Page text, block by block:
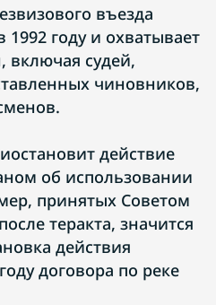
въезда
году и охватывает
включая судей,
чиновников,
действие
об использовании
принятых Советом
теракта, значится
действия
договора по реке